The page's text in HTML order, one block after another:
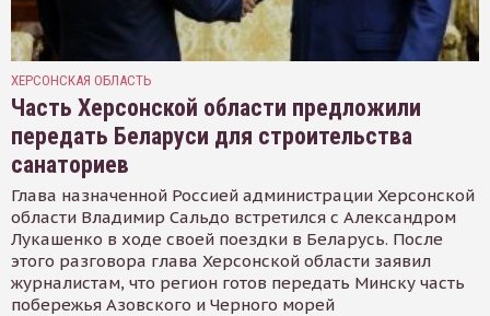
ХЕРСОНСКАЯ ОБЛАСТЬ
Часть Херсонской области предложили
передать Беларуси для строительства
санаториев
Глава назначенной Россией администрации Херсонской
области Владимир Сальдо встретился с Александром
Лукашенко в ходе своей поездки в Беларусь. После
этого разговора глава Херсонской области заявил
журналистам, что регион готов передать Минску часть
побережья Азовского и Черного морей